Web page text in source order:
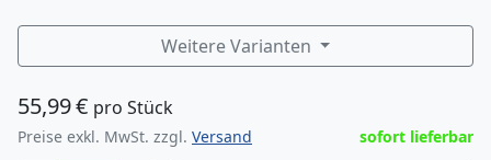
Weitere Varianten
55,99€ pro Stück
Preise exkl. MwSt. zzgl. Versand sofort lieferbar